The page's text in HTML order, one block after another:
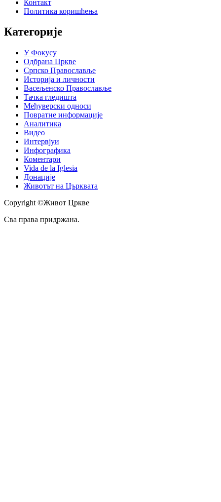
Контакт
Политика коришћења
Категорије
У Фокусу
Одбрана Цркве
Српско Православље
Историја и личности
Васељенско Православље
Тачка гледишта
Међуверски односи
Повратне информације
Аналитика
Видео
Интервјуи
Инфографика
Коментари
Vida de la Iglesia
Донације
Животът на Църквата
Copyright ©Живот Цркве
Сва права придржана.